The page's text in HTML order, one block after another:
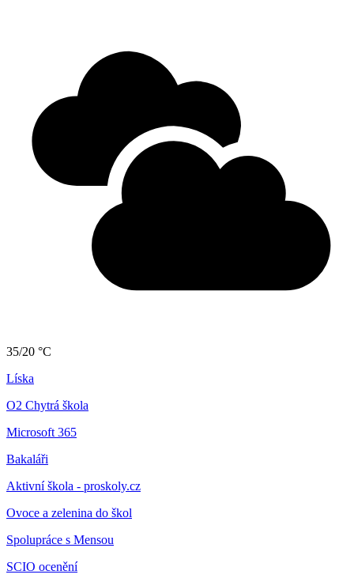
35/20 °C
Líska
O2 Chytrá škola
Microsoft 365
Bakaláři
Aktivní škola - proskoly.cz
Ovoce a zelenina do škol
Spolupráce s Mensou
SCIO ocenění